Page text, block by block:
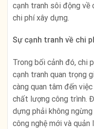
cạnh tranh sôi động
chi phí xây dựng.
Sự cạnh tranh về chi
Trong bối cảnh đó, chi
cạnh tranh quan trọng
càng quan tâm đến
chất lượng công trình.
dựng phải không
công nghệ mới và